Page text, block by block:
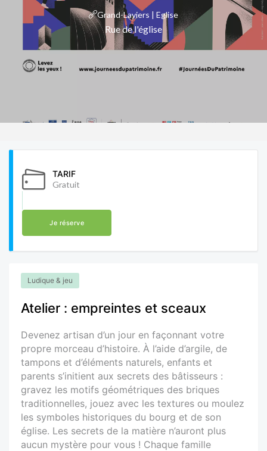
Grand-Laviers | Eglise
Rue de l'église
TARIF
Gratuit
Je réserve
Ludique & jeu
Atelier : empreintes et sceaux
Devenez artisan d’un jour en façonnant votre
propre morceau d’histoire. À l’aide d’argile, de
tampons et d’éléments naturels, enfants et
parents s’initient aux secrets des bâtisseurs :
gravez les motifs géométriques des briques
traditionnelles, jouez avec les textures ou moulez
les symboles historiques du bourg et de son
église. Les secrets de la matière n’auront plus
aucun mystère pour vous ! Chaque famille